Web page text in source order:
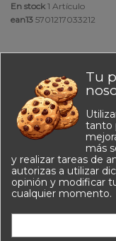
En stock 1 Artículo
ean13 5701217033212
No hay valoraciones
Comentarios (0)
Tu
tanto
más
y realizar tareas de
autorizas a utilizar
opinión y modificar
cualquier momento.